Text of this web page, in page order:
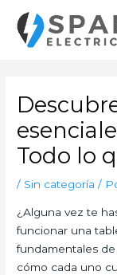
contenido
Todo lo
/ Sin categoría /
¿Alguna vez te
funcionar una
fundamentales
cómo cada uno
entradas